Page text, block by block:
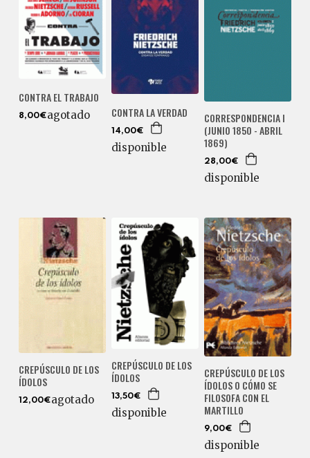
CONTRA EL TRABAJO
8,00€agotado CONTRA LA VERDAD
14,00€
disponible
CORRESPONDENCIA I
(JUNIO 1850 - ABRIL
1869)
28,00€
disponible
CREPÚSCULO DE LOS
ÍDOLOS
12,00€agotado
CREPÚSCULO DE LOS
ÍDOLOS
13,50€
disponible
CREPÚSCULO DE LOS
ÍDOLOS O CÓMO SE
FILOSOFA CON EL
MARTILLO
9,00€
disponible